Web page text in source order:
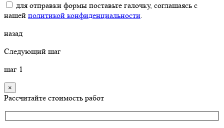
для отправки формы поставьте галочку, соглашаясь с
нашей политикой конфиденциальности.
назад
Следующий шаг
шаг 1
×
Рассчитайте стоимость работ